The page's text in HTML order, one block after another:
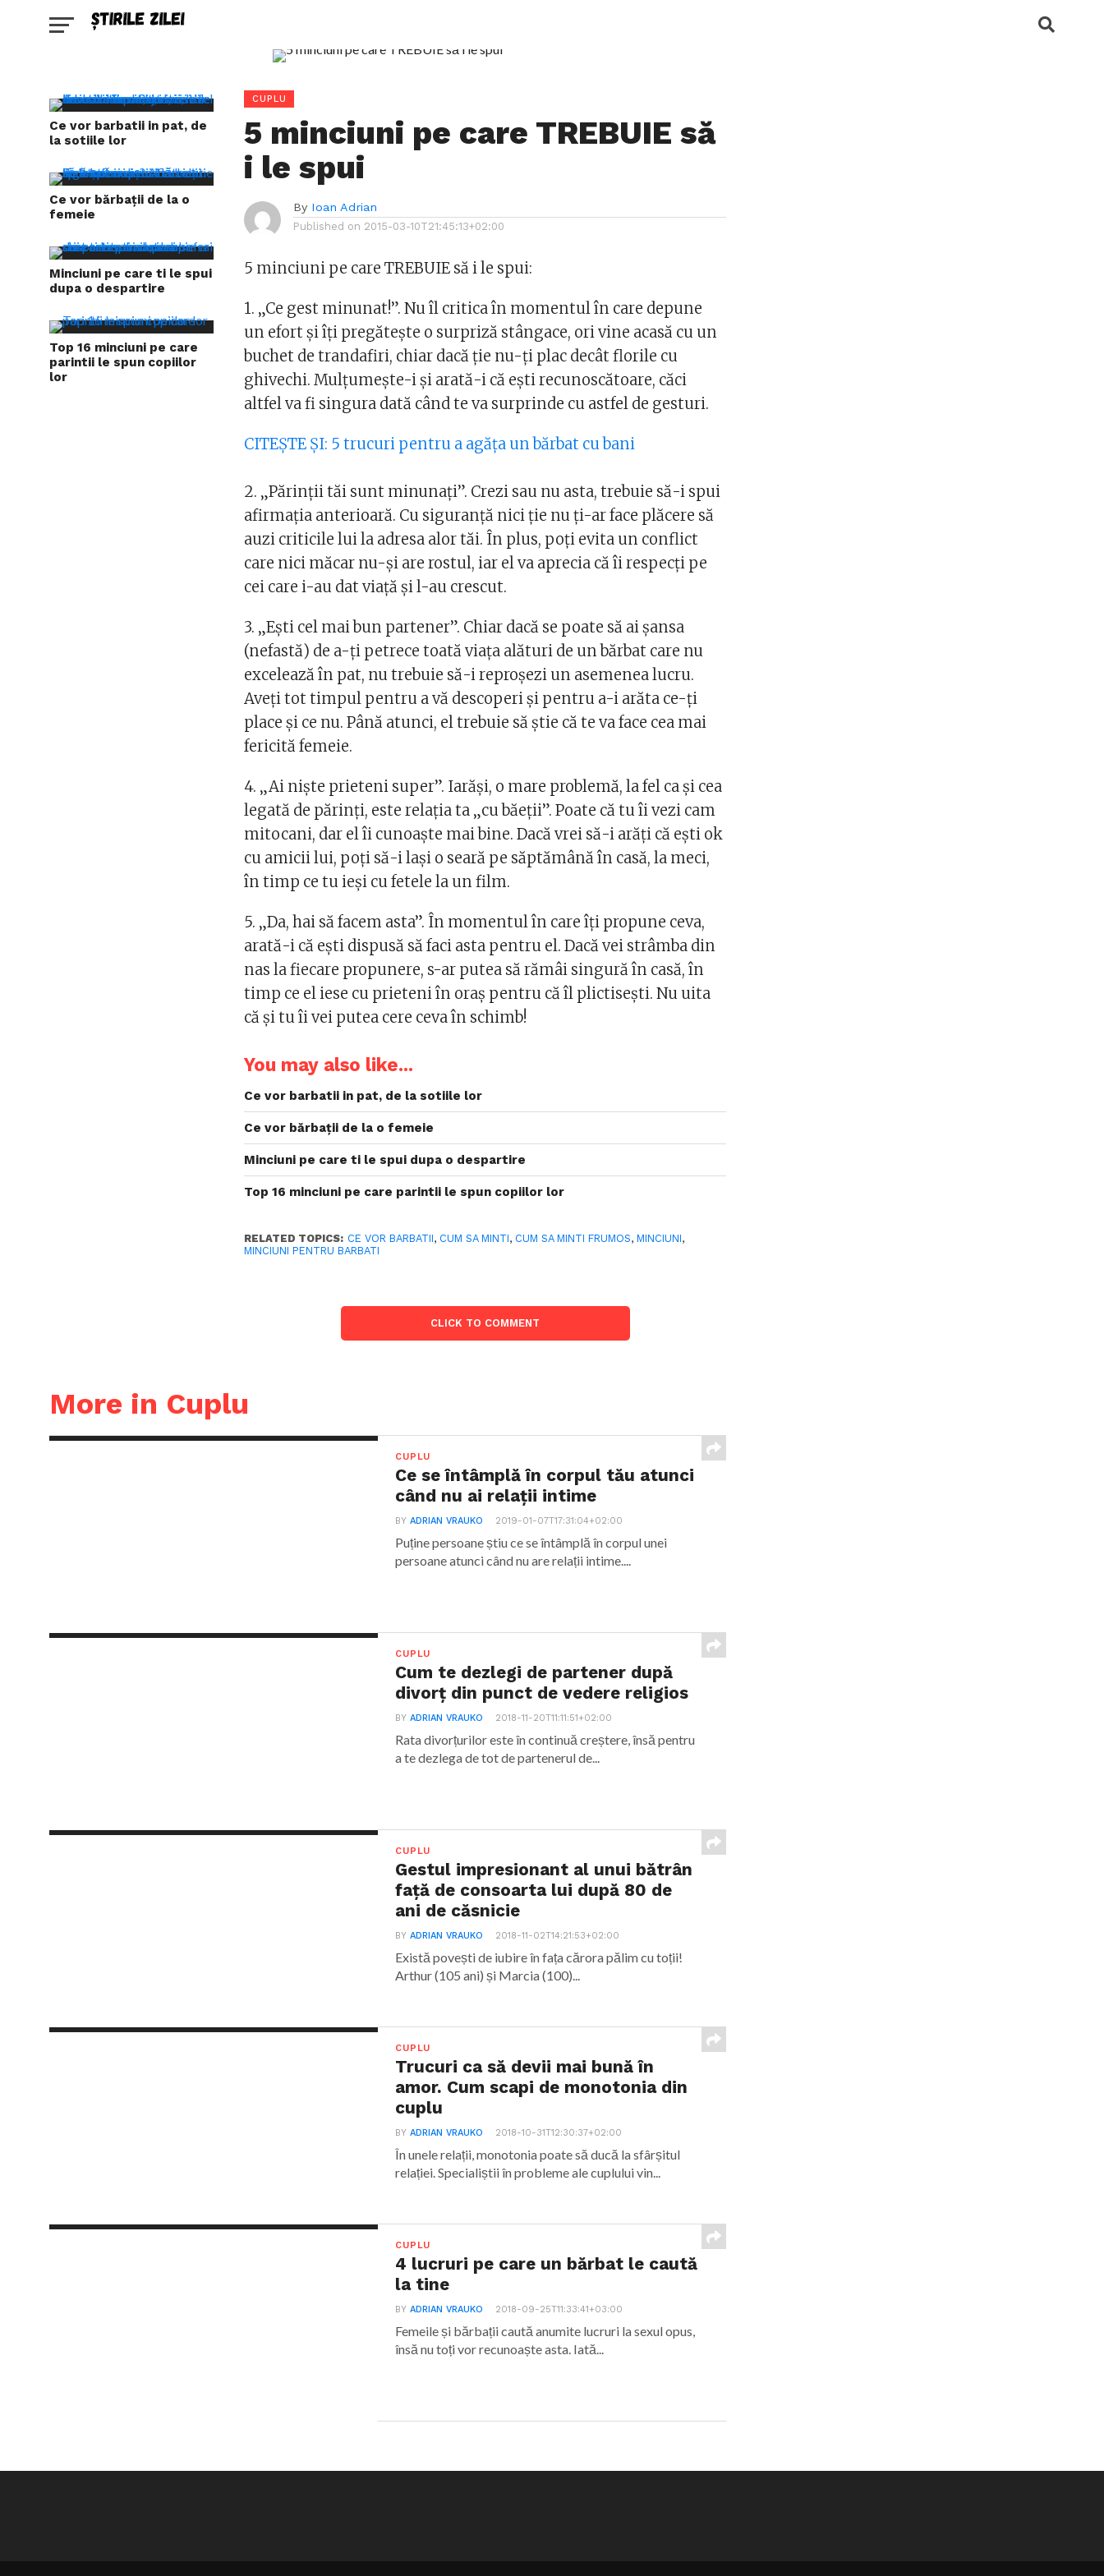
Ce vor barbatii in pat, de
la sotiile lor
Ce vor bărbații de la o
femeie
Minciuni pe care ti le spui
dupa o despartire
Top 16 minciuni pe care
parintii le spun copiilor
lor
CUPLU
5 minciuni pe care TREBUIE să
i le spui
By Ioan Adrian
Published on 2015-03-10T21:45:13+02:00
5 minciuni pe care TREBUIE să i le spui:
1. „Ce gest minunat!”. Nu îl critica în momentul în care depune
un efort şi îţi pregăteşte o surpriză stângace, ori vine acasă cu un
buchet de trandafiri, chiar dacă ţie nu-ţi plac decât florile cu
ghivechi. Mulţumeşte-i şi arată-i că eşti recunoscătoare, căci
altfel va fi singura dată când te va surprinde cu astfel de gesturi.
CITEŞTE ŞI: 5 trucuri pentru a agăţa un bărbat cu bani
2. „Părinţii tăi sunt minunaţi”. Crezi sau nu asta, trebuie să-i spui
afirmaţia anterioară. Cu siguranţă nici ţie nu ţi-ar face plăcere să
auzi criticile lui la adresa alor tăi. În plus, poţi evita un conflict
care nici măcar nu-şi are rostul, iar el va aprecia că îi respecţi pe
cei care i-au dat viaţă şi l-au crescut.
3. „Eşti cel mai bun partener”. Chiar dacă se poate să ai şansa
(nefastă) de a-ţi petrece toată viaţa alături de un bărbat care nu
excelează în pat, nu trebuie să-i reproşezi un asemenea lucru.
Aveţi tot timpul pentru a vă descoperi şi pentru a-i arăta ce-ţi
place şi ce nu. Până atunci, el trebuie să ştie că te va face cea mai
fericită femeie.
4. „Ai nişte prieteni super”. Iarăşi, o mare problemă, la fel ca şi cea
legată de părinţi, este relaţia ta „cu băeţii”. Poate că tu îi vezi cam
mitocani, dar el îi cunoaşte mai bine. Dacă vrei să-i arăţi că eşti ok
cu amicii lui, poţi să-i laşi o seară pe săptămână în casă, la meci,
în timp ce tu ieşi cu fetele la un film.
5. „Da, hai să facem asta”. În momentul în care îţi propune ceva,
arată-i că eşti dispusă să faci asta pentru el. Dacă vei strâmba din
nas la fiecare propunere, s-ar putea să rămâi singură în casă, în
timp ce el iese cu prieteni în oraş pentru că îl plictiseşti. Nu uita
că şi tu îi vei putea cere ceva în schimb!
You may also like...
Ce vor barbatii in pat, de la sotiile lor
Ce vor bărbații de la o femeie
Minciuni pe care ti le spui dupa o despartire
Top 16 minciuni pe care parintii le spun copiilor lor
RELATED TOPICS: CE VOR BARBATII, CUM SA MINTI, CUM SA MINTI FRUMOS,MINCIUNI,
MINCIUNI PENTRU BARBATI
CLICK TO COMMENT
More in Cuplu
CUPLU
Ce se întâmplă în corpul tău atunci
când nu ai relații intime
BYADRIAN VRAUKO 2019-01-07T17:31:04+02:00
Puține persoane știu ce se întâmplă în corpul unei
persoane atunci când nu are relații intime....
CUPLU
Cum te dezlegi de partener după
divorț din punct de vedere religios
BYADRIAN VRAUKO 2018-11-20T11:11:51+02:00
Rata divorțurilor este în continuă creștere, însă pentru
a te dezlega de tot de partenerul de...
CUPLU
Gestul impresionant al unui bătrân
față de consoarta lui după 80 de
ani de căsnicie
BYADRIAN VRAUKO 2018-11-02T14:21:53+02:00
Există povești de iubire în fața cărora pălim cu toții!
Arthur (105 ani) și Marcia (100)...
CUPLU
Trucuri ca să devii mai bună în
amor. Cum scapi de monotonia din
cuplu
BYADRIAN VRAUKO 2018-10-31T12:30:37+02:00
În unele relații, monotonia poate să ducă la sfârșitul
relației. Specialiștii în probleme ale cuplului vin...
CUPLU
4 lucruri pe care un bărbat le caută
la tine
BYADRIAN VRAUKO 2018-09-25T11:33:41+03:00
Femeile și bărbații caută anumite lucruri la sexul opus,
însă nu toți vor recunoaște asta. Iată...